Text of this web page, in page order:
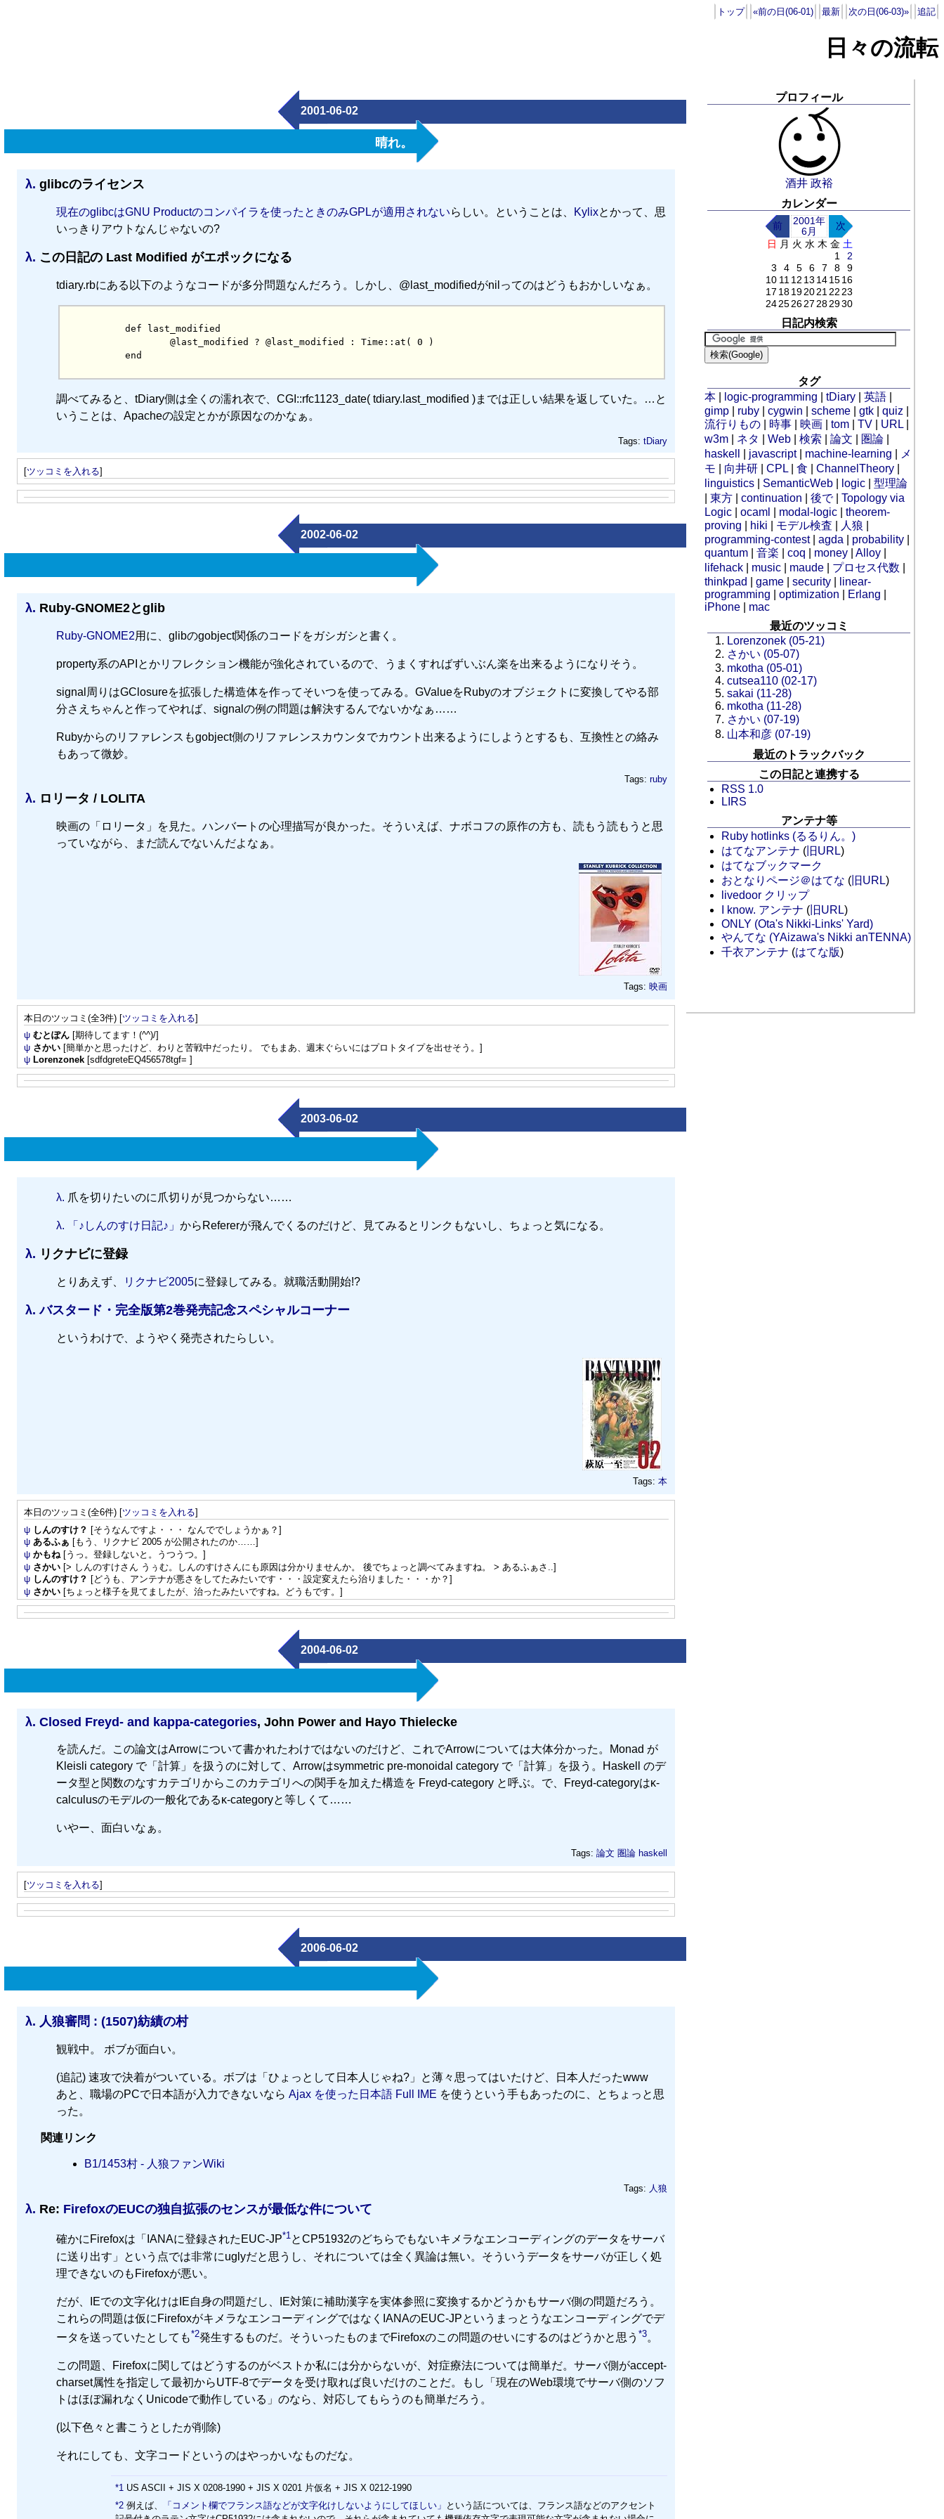
トップ «前の日(06-01) 最新 次の日(06-03)» 追記
日々の流転
2001-06-02
晴れ。
λ. glibcのライセンス
現在のglibcはGNU Productのコンパイラを使ったときのみGPLが適用されないらしい。ということは、 Kylixとかって、思
いっきりアウトなんじゃないの?
λ. この日記の Last Modified がエポックになる
tdiary.rbにある以下のようなコードが多分問題なんだろう。しかし、@last_modifiedがnilってのはどうもおかしいなぁ。
調べてみると、tDiary側は全くの濡れ衣で、CGI::rfc1123_date( tdiary.last_modified )までは正しい結果を返していた。…と
いうことは、Apacheの設定とかが原因なのかなぁ。
Tags: tDiary
[ツッコミを入れる]
2002-06-02
λ. Ruby-GNOME2とglib
Ruby-GNOME2用に、glibのgobject関係のコードをガシガシと書く。
property系のAPIとかリフレクション機能が強化されているので、うまくすればずいぶん楽を出来るようになりそう。
signal周りはGClosureを拡張した構造体を作ってそいつを使ってみる。GValueをRubyのオブジェクトに変換してやる部
分さえちゃんと作ってやれば、signalの例の問題は解決するんでないかなぁ……
Rubyからのリファレンスもgobject側のリファレンスカウンタでカウント出来るようにしようとするも、互換性との絡み
もあって微妙。
Tags: ruby
λ. ロリータ / LOLITA
映画の「ロリータ」を見た。ハンバートの心理描写が良かった。そういえば、ナボコフの原作の方も、読もう読もうと思
っていながら、まだ読んでないんだよなぁ。
Tags: 映画
本日のツッコミ(全3件) [ツッコミを入れる]
ψ むとぽん[期待してます！(^^)/]
ψ さかい[簡単かと思ったけど、わりと苦戦中だったり。 でもまあ、週末ぐらいにはプロトタイプを出せそう。]
ψ Lorenzonek[sdfdgreteEQ456578tgf= ]
2003-06-02
λ. 爪を切りたいのに爪切りが見つからない……
λ. 「♪しんのすけ日記♪」 からRefererが飛んでくるのだけど、見てみるとリンクもないし、ちょっと気になる。
λ. リクナビに登録
とりあえず、 リクナビ2005に登録してみる。就職活動開始!?
λ. バスタード・完全版第2巻発売記念スペシャルコーナー
というわけで、ようやく発売されたらしい。
Tags: 本
本日のツッコミ(全6件) [ツッコミを入れる]
ψ しんのすけ？ [そうなんですよ・・・ なんででしょうかぁ？]
ψ あるふぁ [もう、リクナビ 2005 が公開されたのか……]
ψ かもね[うっ。登録しないと。うつうつ。]
ψ さかい[> しんのすけさん うぅむ。しんのすけさんにも原因は分かりませんか。 後でちょっと調べてみますね。 > あるふぁさ..]
ψ しんのすけ？ [どうも、アンテナが悪さをしてたみたいです・・・設定変えたら治りました・・・か？]
ψ さかい[ちょっと様子を見てましたが、治ったみたいですね。どうもです。]
2004-06-02
λ. Closed Freyd- and kappa-categories, John Power and Hayo Thielecke
を読んだ。この論文はArrowについて書かれたわけではないのだけど、これでArrowについては大体分かった。Monad が
Kleisli category で「計算」を扱うのに対して、Arrowはsymmetric pre-monoidal category で「計算」を扱う。Haskell のデ
ータ型と関数のなすカテゴリからこのカテゴリへの関手を加えた構造を Freyd-category と呼ぶ。で、Freyd-categoryはκ-
calculusのモデルの一般化であるκ-categoryと等しくて……
いやー、面白いなぁ。
Tags: 論文 圏論 haskell
[ツッコミを入れる]
2006-06-02
λ. 人狼審問 : (1507)紡績の村
観戦中。 ボブが面白い。
(追記) 速攻で決着がついている。ボブは「ひょっとして日本人じゃね?」と薄々思ってはいたけど、日本人だったwww
あと、職場のPCで日本語が入力できないなら Ajax を使った日本語 Full IME を使うという手もあったのに、とちょっと思
った。
関連リンク
B1/1453村 - 人狼ファンWiki
Tags: 人狼
λ. Re: FirefoxのEUCの独自拡張のセンスが最低な件について
確かにFirefoxは「IANAに登録されたEUC-JP*1とCP51932のどちらでもないキメラなエンコーディングのデータをサーバ
に送り出す」という点では非常にuglyだと思うし、それについては全く異論は無い。そういうデータをサーバが正しく処
理できないのもFirefoxが悪い。
だが、IEでの文字化けはIE自身の問題だし、IE対策に補助漢字を実体参照に変換するかどうかもサーバ側の問題だろう。
これらの問題は仮にFirefoxがキメラなエンコーディングではなくIANAのEUC-JPというまっとうなエンコーディングでデ
ータを送っていたとしても*2発生するものだ。そういったものまでFirefoxのこの問題のせいにするのはどうかと思う *3。
この問題、Firefoxに関してはどうするのがベストか私には分からないが、対症療法については簡単だ。サーバ側がaccept-
charset属性を指定して最初からUTF-8でデータを受け取れば良いだけのことだ。もし「現在のWeb環境でサーバ側のソフ
トはほぼ漏れなくUnicodeで動作している」のなら、対応してもらうのも簡単だろう。
(以下色々と書こうとしたが削除)
それにしても、文字コードというのはやっかいなものだな。
*1 US ASCII + JIS X 0208-1990 + JIS X 0201 片仮名 + JIS X 0212-1990
*2 例えば、 「コメント欄でフランス語などが文字化けしないようにしてほしい」 という話については、フランス語などのアクセント
プロフィール
酒井 政裕
カレンダー
前
2001年
6月
次
日 月 火 水 木 金 土
1
2
3
4 5 6 7 8
9
10 11 12 13 14 15 16
17 18 19 20 21 22 23
24 25 26 27 28 2930
日記内検索
タグ
本
logic-programming |tDiary |英語
gimp
ruby |cygwin |scheme |gtk |quiz
流行りもの
時事 映画 |tom |TV URL
w3m
ネタ |Web |検索 |論文 圏論
haskell
javascript| machine-learning
メ
モ
向井研 |CPL |食 |ChannelTheory
linguistics
SemanticWeb logic |型理論
|東方 |continuation |後で|Topology via
Logic |ocaml modal-logic |theorem-
proving
hiki モデル検査 人狼
programming-contest|agda probability
quantum |音楽 |coq money |Alloy
lifehack
music maude プロセス代数
thinkpad
|game |security
linear-
programming |optimization Erlang
iPhone
mac
最近のツッコミ
Lorenzonek (05-21)
さかい (05-07)
mkotha (05-01)
cutsea110 (02-17)
sakai (11-28)
mkotha (11-28)
さかい (07-19)
山本和彦 (07-19)
最近のトラックバック
この日記と連携する
RSS 1.0
LIRS
アンテナ等
Ruby hotlinks (るるりん。)
はてなアンテナ ( 旧URL)
はてなブックマーク
おとなりページ＠はてな ( 旧URL)
livedoor クリップ
I know. アンテナ ( 旧URL)
ONLY (Ota's Nikki-Links' Yard)
やんてな (YAizawa's Nikki anTENNA)
千衣アンテナ (はてな版)